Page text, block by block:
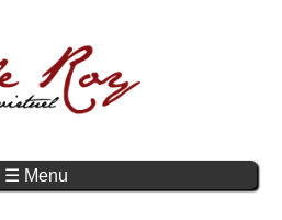
☰ Menu